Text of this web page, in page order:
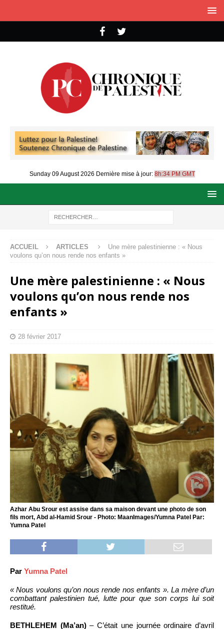
Sunday 09 August 2026 Dernière mise à jour: 8h:34 PM GMT
ACCUEIL ARTICLES
Une mère palestinienne : « Nous
voulons qu’on nous rende nos enfants »
Une mère palestinienne : « Nous
voulons qu’on nous rende nos
enfants »
28 février 2017
Azhar Abu Srour est assise dans sa maison devant une photo de son
fils mort, Abd al-Hamid Srour - Photo: MaanImages/Yumna Patel Par:
Yumna Patel
Par Yumna Patel
« Nous voulons qu’on nous rende nos enfants ». La mère d’un
combattant palestinien tué, lutte pour que son corps lui soit
restitué.
BETHLEHEM (Ma’an)– C’était une journée ordinaire d’avril